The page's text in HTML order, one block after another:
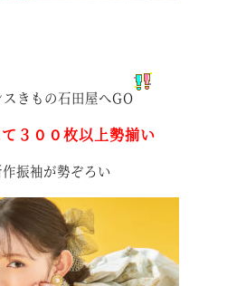
きもの石田屋へGO
３００枚以上勢揃い
振袖が勢ぞろい